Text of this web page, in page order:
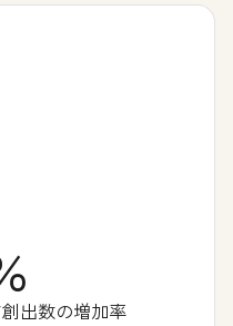
出数の増加率